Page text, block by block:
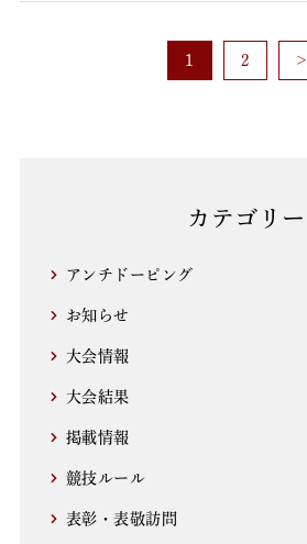
1 2 >
カテゴリー
アンチドーピング
お知らせ
大会情報
大会結果
掲載情報
競技ルール
表彰・表敬訪問